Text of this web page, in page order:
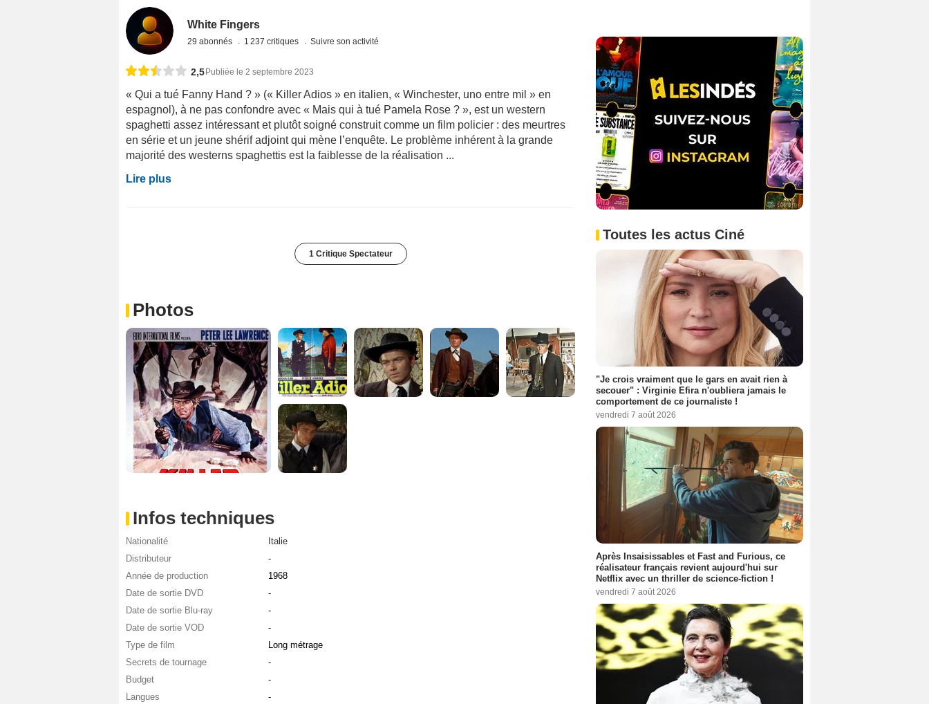
White Fingers
29 abonnés 1 237 critiques Suivre son activité
2,5Publiée le 2 septembre 2023
« Qui a tué Fanny Hand ? » (« Killer Adios » en italien, « Winchester, uno entre mil » en
espagnol), à ne pas confondre avec « Mais qui à tué Pamela Rose ? », est un western
spaghetti assez intéressant et plutôt soigné construit comme un film policier : des meurtres
en série et un jeune shérif adjoint qui mène l’enquête. Le problème inhérent à la grande
majorité des westerns spaghettis est la faiblesse de la réalisation ...
Lire plus
1 Critique Spectateur
Photos
Infos techniques
Nationalité
Italie
Distributeur
-
Année de production
1968
Date de sortie DVD
-
Date de sortie Blu-ray
-
Date de sortie VOD
-
Type de film
Long métrage
Secrets de tournage
-
Budget
-
Langues
-
Toutes les actus Ciné
"Je crois vraiment que le gars en avait rien à
secouer" : Virginie Efira n'oubliera jamais le
comportement de ce journaliste !
vendredi 7 août 2026
Après Insaisissables et Fast and Furious, ce
réalisateur français revient aujourd'hui sur
Netflix avec un thriller de science-fiction !
vendredi 7 août 2026